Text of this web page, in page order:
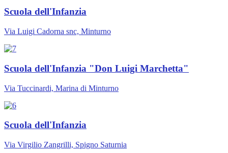
Scuola dell'Infanzia
Via Luigi Cadorna snc, Minturno
Scuola dell'Infanzia "Don Luigi Marchetta"
Via Tuccinardi, Marina di Minturno
Scuola dell'Infanzia
Via Virgilio Zangrilli, Spigno Saturnia